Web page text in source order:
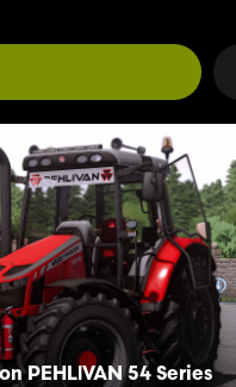
PEHLİVAN 54 Series